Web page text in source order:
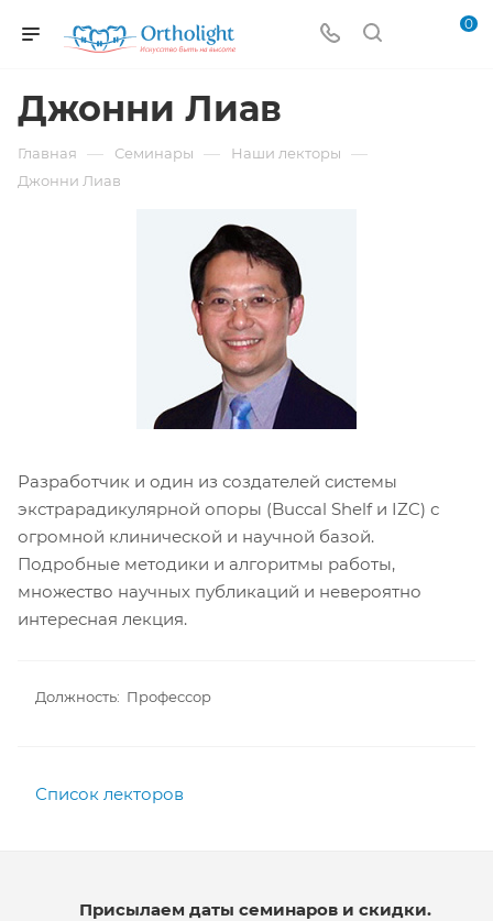
0
Джонни Лиав
Главная — Семинары — Наши лекторы —
Джонни Лиав
Разработчик и один из создателей системы
экстрарадикулярной опоры (Buccal Shelf и IZC) с
огромной клинической и научной базой.
Подробные методики и алгоритмы работы,
множество научных публикаций и невероятно
интересная лекция.
Должность: Профессор
Список лекторов
Присылаем даты семинаров и скидки.